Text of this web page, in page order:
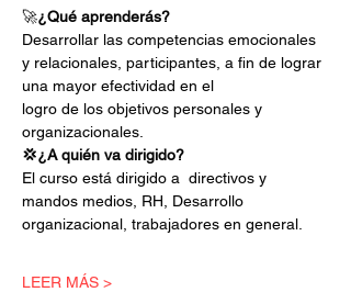
🚀¿Qué aprenderás?
Desarrollar las competencias emocionales
y relacionales, participantes, a fin de lograr
una mayor efectividad en el
logro de los objetivos personales y
organizacionales.
💢¿A quién va dirigido?
El curso está dirigido a  directivos y
mandos medios, RH, Desarrollo
organizacional, trabajadores en general.
LEER MÁS >